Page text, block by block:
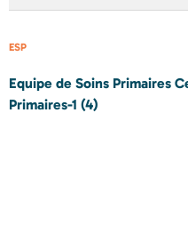
ESP
Equipe de Soins Primaires
Primaires-1 (4)